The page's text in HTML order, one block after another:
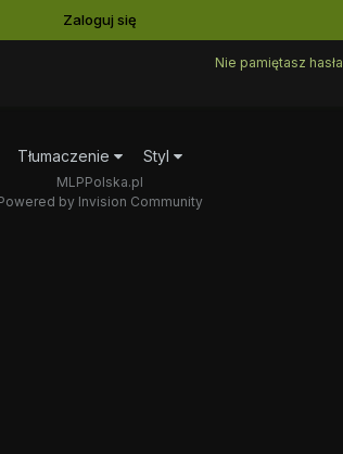
Zaloguj się
Nie pamiętasz
Tłumaczenie Styl
MLPPolska.pl
by Invision Community